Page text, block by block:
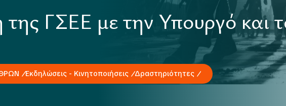
ΓΣΕΕ με την Υπουργό και
Εκδηλώσεις - Κινητοποιήσεις Δραστηριότητες